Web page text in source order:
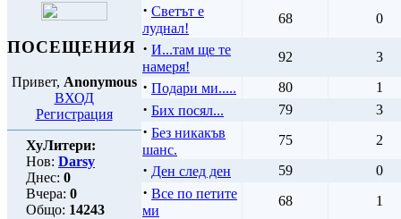
ПОСЕЩЕНИЯ
Привет, Anonymous
ВХОД
Регистрация
ХуЛитери:
Нов: Darsy
Днес: 0
Вчера: 0
Общо: 14243
· Светът е
луднал!
68 0
· И...там ще те
намеря!
92 3
· Подари ми..... 80 1
· Бих посял... 79 3
· Без никакъв
шанс.
75 2
· Ден след ден 59 0
· Все по петите
ми
68 1